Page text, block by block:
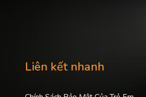
Liên kết nhanh